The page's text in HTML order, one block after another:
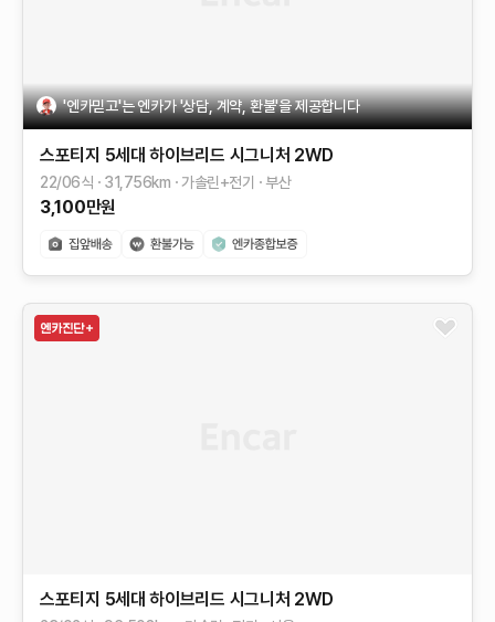
'엔카믿고'는 엔카가 '상담, 계약, 환불'을 제공합니다
스포티지 5세대 하이브리드 시그니처 2WD
22/06식 31,756km 가솔린+전기 부산
3,100만원
스포티지 5세대 하이브리드 시그니처 2WD